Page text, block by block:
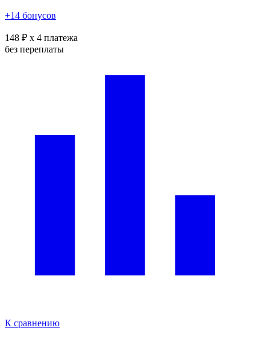
+14 бонусов
148 ₽ x 4 платежа
без переплаты
К сравнению